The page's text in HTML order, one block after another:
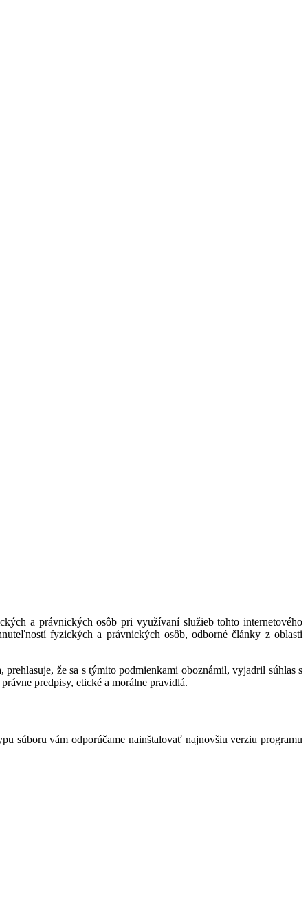
a právnických osôb pri využívaní služieb tohto internetového
fyzických a právnických osôb, odborné články z oblasti
že sa s týmito podmienkami oboznámil, vyjadril súhlas s
predpisy, etické a morálne pravidlá.
súboru vám odporúčame nainštalovať najnovšiu verziu programu